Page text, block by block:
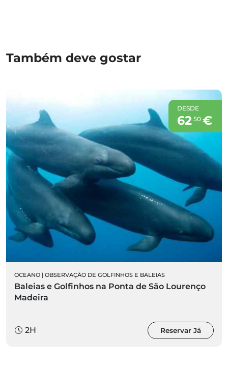
Também deve gostar
DESDE
62 50€
OCEANO | OBSERVAÇÃO DE GOLFINHOS E BALEIAS
Baleias e Golfinhos na Ponta de São Lourenço
Madeira
2H Reservar Já